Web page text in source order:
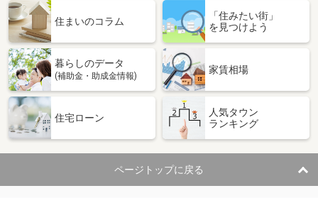
住まいのコラム
「住みたい街」
を見つけよう
暮らしのデータ
(補助金・助成金情報)
家賃相場
住宅ローン
人気タウン
ランキング
ページトップに戻る